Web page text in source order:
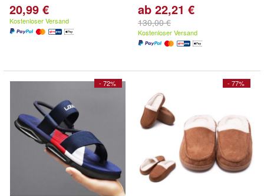
20,99 €
Kostenloser Versand
ab 22,21 €
130,00 €
Kostenloser Versand
- 72% - 77%